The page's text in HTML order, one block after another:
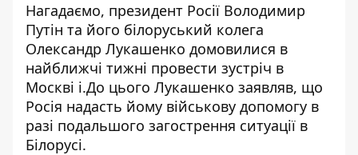
Нагадаємо, президент Росії Володимир
Путін та його білоруський колега
Олександр Лукашенко домовилися в
найближчі тижні провести зустріч в
Москві і.До цього Лукашенко заявляв, що
Росія надасть йому військову допомогу в
разі подальшого загострення ситуації в
Білорусі.